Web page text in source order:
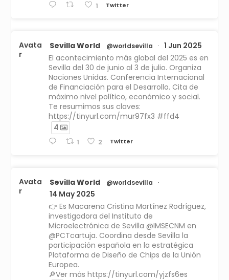
1 Twitter
Avata
r
Sevilla World @worldsevilla ·
1 Jun 2025
El acontecimiento más global del 2025 es en
Sevilla del 30 de junio al 3 de julio. Organiza
Naciones Unidas. Conferencia Internacional
de Financiación para el Desarrollo. Cita de
máximo nivel político, económico y social.
Te resumimos sus claves:
https://tinyurl.com/mur97fx3 #ffd4
4
1 2 Twitter
Avata
r
Sevilla World @worldsevilla ·
14 May 2025
👉 Es Macarena Cristina Martínez Rodríguez,
investigadora del Instituto de
Microelectrónica de Sevilla @IMSECNM en
@PCTcartuja. Coordina desde Sevilla la
participación española en la estratégica
Plataforma de Diseño de Chips de la Unión
Europea.
🔎Ver más https://tinyurl.com/yjzfs6es